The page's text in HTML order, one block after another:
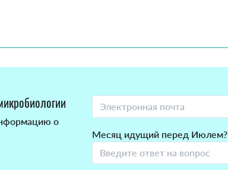
о
Месяц идущий перед Июлем?